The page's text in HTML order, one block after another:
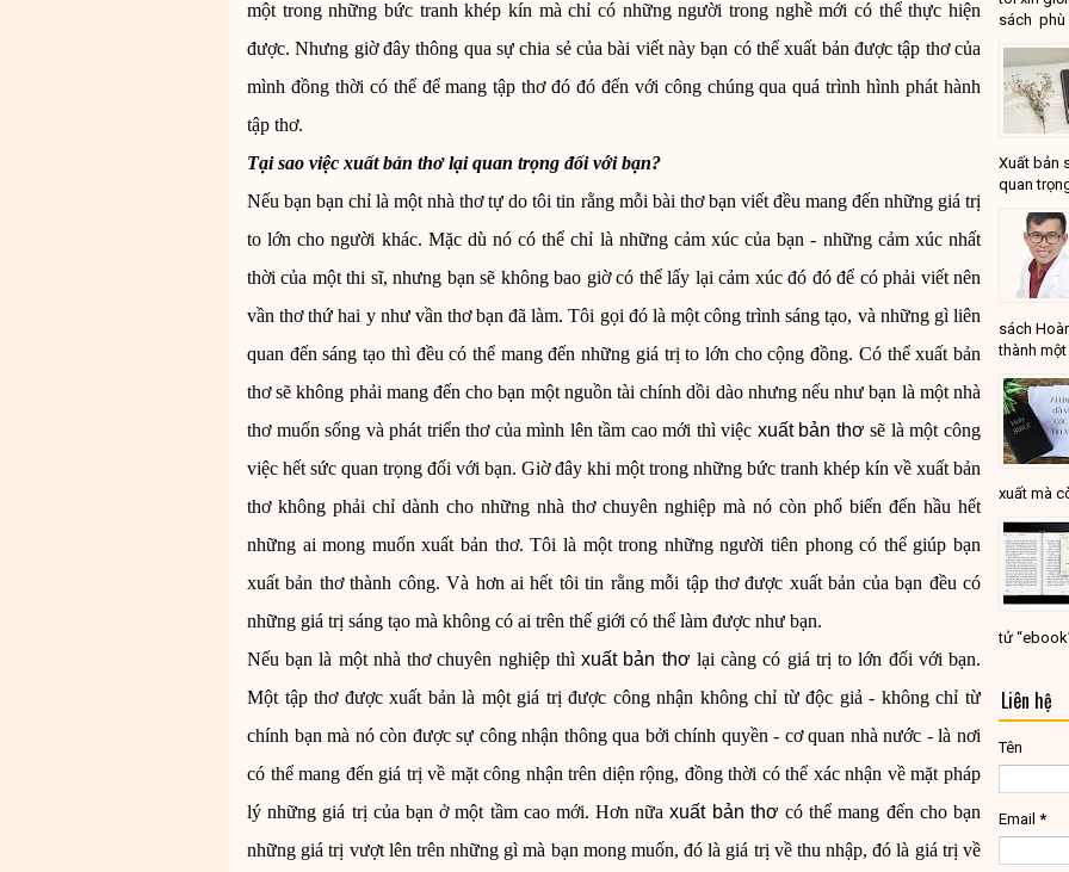
một trong những bức tranh khép kín mà chỉ có những người trong nghề mới có thể thực hiện
được. Nhưng giờ đây thông qua sự chia sẻ của bài viết này bạn có thể xuất bản được tập thơ của
mình đồng thời có thể để mang tập thơ đó đó đến với công chúng qua quá trình hình phát hành
tập thơ.
Tại sao việc xuất bản thơlại quan trọng đối với bạn?
Nếu bạn bạn chỉ là một nhà thơ tự do tôi tin rằng mỗi bài thơ bạn viết đều mang đến những giá trị
to lớn cho người khác. Mặc dù nó có thể chỉ là những cảm xúc của bạn - những cảm xúc nhất
thời của một thi sĩ, nhưng bạn sẽ không bao giờ có thể lấy lại cảm xúc đó đó để có phải viết nên
vần thơ thứ hai y như vần thơ bạn đã làm. Tôi gọi đó là một công trình sáng tạo, và những gì liên
quan đến sáng tạo thì đều có thể mang đến những giá trị to lớn cho cộng đồng. Có thểxuất bản
thơsẽ không phải mang đến cho bạn một nguồn tài chính dồi dào nhưng nếu như bạn là một nhà
thơ muốn sống và phát triển thơ của mình lên tầm cao mới thì việc xuất bản thơ sẽ là một công
việc hết sức quan trọng đối với bạn. Giờ đây khi một trong những bức tranh khép kín về xuất bản
thơ không phải chỉ dành cho những nhà thơ chuyên nghiệp mà nó còn phổ biến đến hầu hết
những ai mong muốn xuất bản thơ. Tôi là một trong những người tiên phong có thể giúp bạn
xuất bản thơ thành công. Và hơn ai hết tôi tin rằng mỗi tập thơ được xuất bản của bạn đều có
những giá trị sáng tạo mà không có ai trên thế giới có thể làm được như bạn.
Nếu bạn là một nhà thơ chuyên nghiệp thìxuất bản thơ lại càng có giá trị to lớn đối với bạn.
Một tập thơ được xuất bản là một giá trị được công nhận không chỉ từ độc giả - không chỉ từ
chính bạn mà nó còn được sự công nhận thông qua bởi chính quyền - cơ quan nhà nước - là nơi
có thể mang đến giá trị về mặt công nhận trên diện rộng, đồng thời có thể xác nhận về mặt pháp
lý những giá trị của bạn ở một tầm cao mới. Hơn nữaxuất bản thơ có thể mang đến cho bạn
những giá trị vượt lên trên những gì mà bạn mong muốn, đó là giá trị về thu nhập, đó là giá trị về
sách phù
Xuất bản
quan
sách
thành một
xuất mà
tử
Liên hệ
Tên
Email *